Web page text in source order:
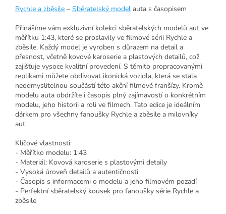
Rychle a zběsile – Sběratelský model auta s časopisem
Přinášíme vám exkluzivní kolekci sběratelských modelů aut ve
měřítku 1:43, které se proslavily ve filmové sérii Rychle a
zběsile. Každý model je vyroben s důrazem na detail a
přesnost, včetně kovové karoserie a plastových detailů, což
zajišťuje vysoce kvalitní provedení. S těmito propracovanými
replikami můžete obdivovat ikonická vozidla, která se stala
neodmyslitelnou součástí této akční filmové franšízy. Kromě
modelu auta obdržíte i časopis plný zajímavostí o konkrétním
modelu, jeho historii a roli ve filmech. Tato edice je ideálním
dárkem pro všechny fanoušky Rychle a zběsile a milovníky
aut.
Klíčové vlastnosti:
- Měřítko modelu: 1:43
- Materiál: Kovová karoserie s plastovými detaily
- Vysoká úroveň detailů a autentičnosti
- Časopis s informacemi o modelu a jeho filmovém pozadí
- Perfektní sběratelský kousek pro fanoušky série Rychle a
zběsile